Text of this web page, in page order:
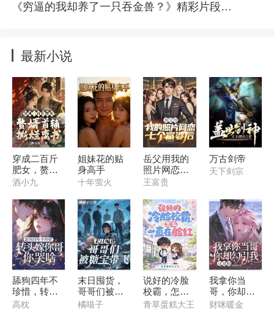
《穷逼的我却养了一只吞金兽？》精彩片段：第8章
最新小说
穿成二百斤
肥女，赘婿
首辅撕烂离
酒小九
姐妹花的贴
身高手
十年萤火
岳父用我的
照片网恋七
个富婆后
王富贵
万古剑帝
天下剑宗
舔狗四年不
珍惜，转头
嫁你哥你哭
高枕
末日囤货，
哥哥们被糖
宝带飞
橘喵子
说好的冷脸
校霸，怎么
一直在脸红
青草蛋糕大王
我拿你当
哥，你却勾
引我，这对
财咪暖金